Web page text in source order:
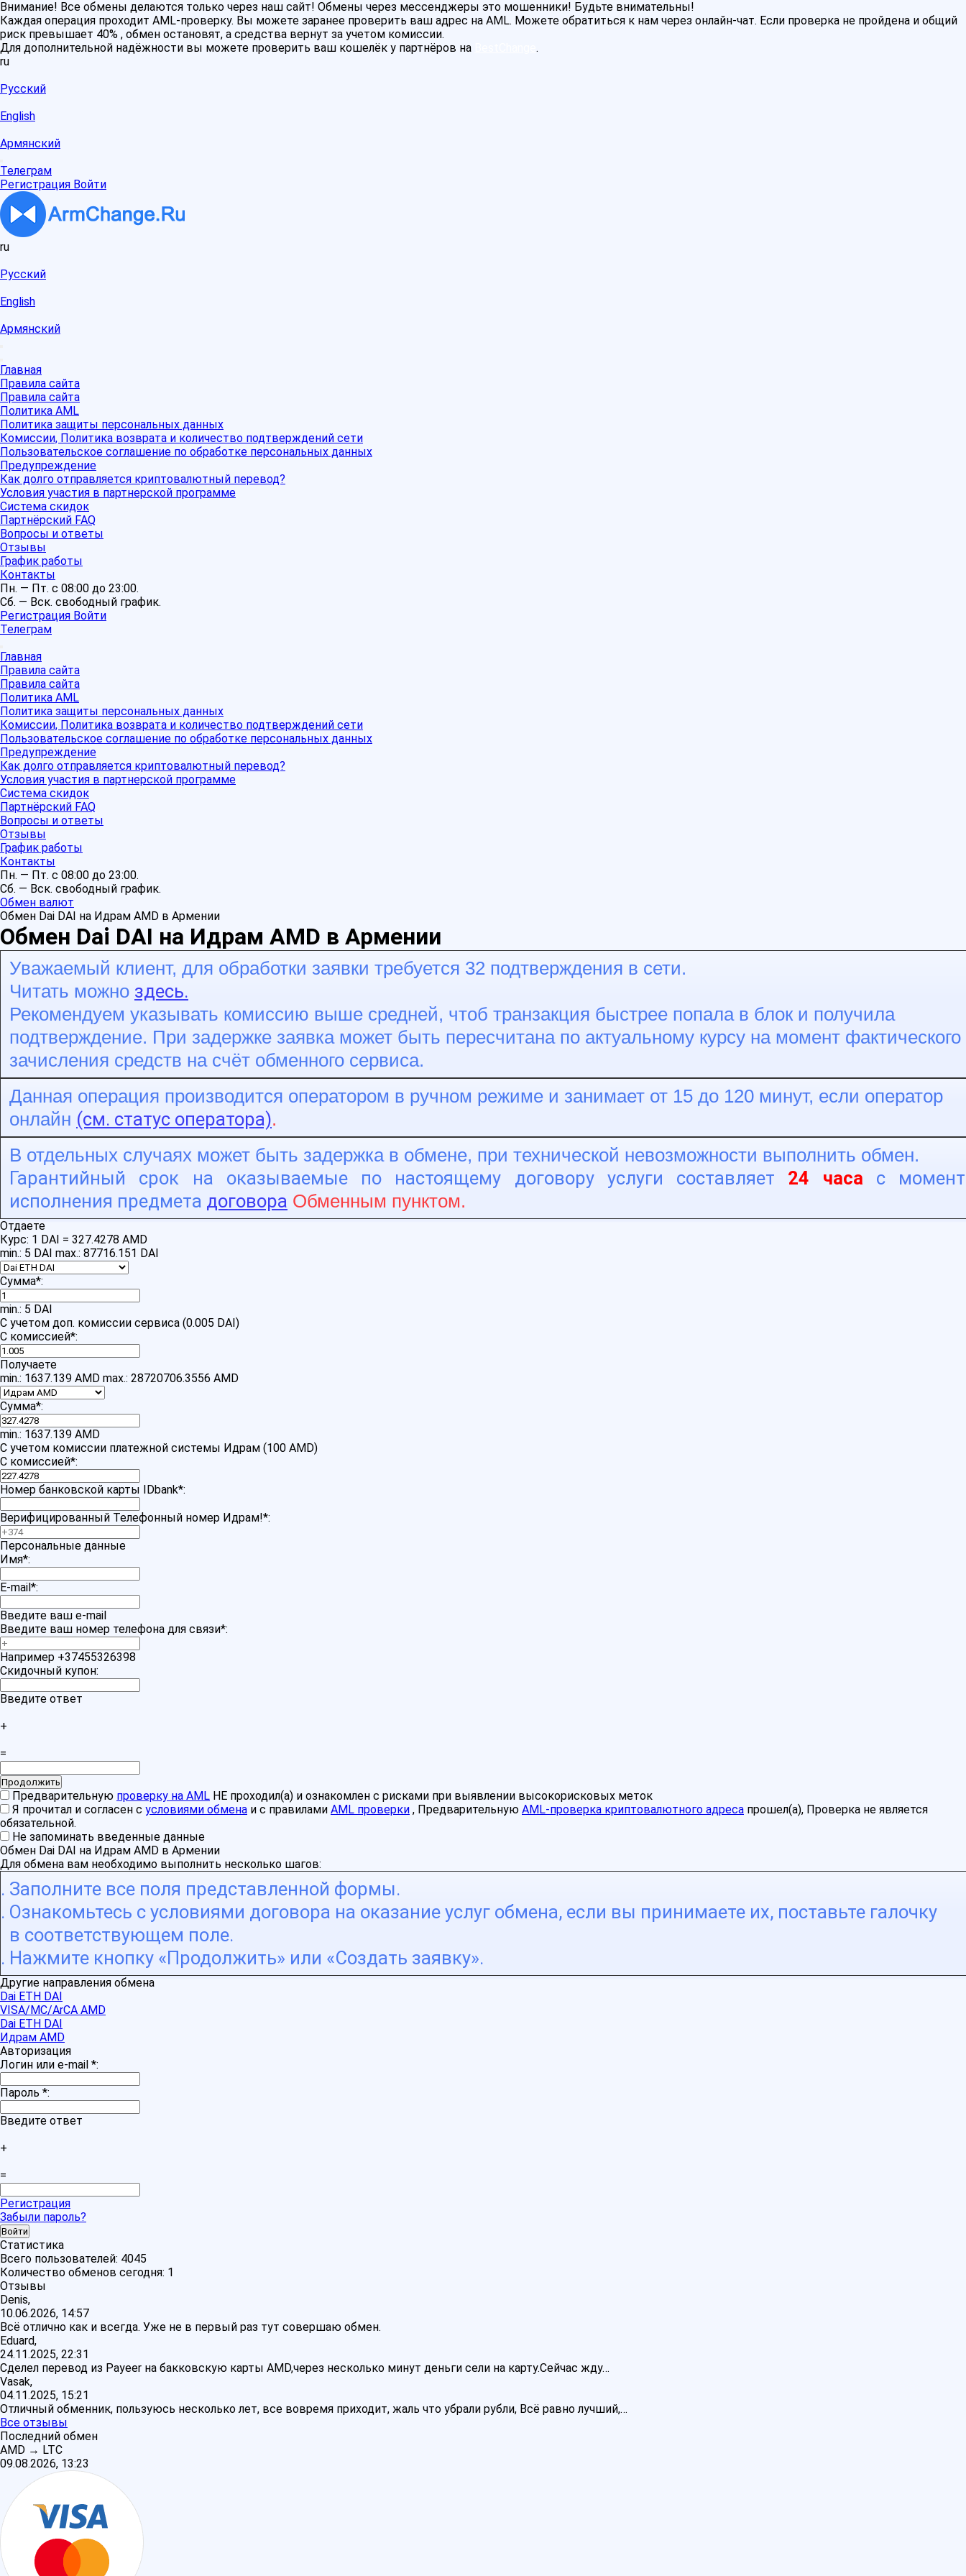
Внимание! Все обмены делаются только через наш сайт! Обмены через мессенджеры это мошенники! Будьте внимательны!
Каждая операция проходит AML-проверку. Вы можете заранее проверить ваш адрес на AML. Можете обратиться к нам через онлайн-чат. Если проверка не пройдена и общий
риск превышает 40% , обмен остановят, а средства вернут за учетом комиссии.
Для дополнительной надёжности вы можете проверить ваш кошелёк у партнёров на
.
ru
Русский
English
Армянский
Телеграм
Регистрация Войти
ru
Русский
English
Армянский
Главная
Правила сайта
Правила сайта
Политика AML
Политика защиты персональных данных
Комиссии, Политика возврата и количество подтверждений сети
Пользовательское соглашение по обработке персональных данных
Предупреждение
Как долго отправляется криптовалютный перевод?
Условия участия в партнерской программе
Система скидок
Партнёрский FAQ
Вопросы и ответы
Отзывы
График работы
Контакты
Пн. — Пт. с 08:00 до 23:00.
Сб. — Вск. свободный график.
Регистрация Войти
Телеграм
Главная
Правила сайта
Правила сайта
Политика AML
Политика защиты персональных данных
Комиссии, Политика возврата и количество подтверждений сети
Пользовательское соглашение по обработке персональных данных
Предупреждение
Как долго отправляется криптовалютный перевод?
Условия участия в партнерской программе
Система скидок
Партнёрский FAQ
Вопросы и ответы
Отзывы
График работы
Контакты
Пн. — Пт. с 08:00 до 23:00.
Сб. — Вск. свободный график.
Обмен валют
Обмен Dai DAI на Идрам AMD в Армении
Обмен Dai DAI на Идрам AMD в Армении
Уважаемый клиент, для обработки заявки требуется 32 подтверждения в сети.
Читать можно здесь.
Рекомендуем указывать комиссию выше средней, чтоб транзакция быстрее попала в блок и получила
подтверждение. При задержке заявка может быть пересчитана по актуальному курсу на момент фактического
зачисления средств на счёт обменного сервиса.
Данная операция производится оператором в ручном режиме и занимает от 15 до 120 минут, если оператор
онлайн (см. статус оператора).
В отдельных случаях может быть задержка в обмене, при технической невозможности выполнить обмен.
Гарантийный срок на оказываемые по настоящему договору услуги составляет 24 часа с
исполнения предмета договора Обменным пунктом.
Отдаете
Курс: 1 DAI = 327.4278 AMD
min.: 5 DAI max.: 87716.151 DAI
Сумма*:
min.: 5 DAI
С учетом доп. комиссии сервиса (0.005 DAI)
С комиссией*:
Получаете
min.: 1637.139 AMD max.: 28720706.3556 AMD
Сумма*:
min.: 1637.139 AMD
С учетом комиссии платежной системы Идрам (100 AMD)
С комиссией*:
Номер банковской карты IDbank*:
Верифицированный Телефонный номер Идрам!*:
Персональные данные
Имя*:
E-mail*:
Введите ваш e-mail
Введите ваш номер телефона для связи*:
Например +37455326398
Скидочный купон:
Введите ответ
+
=
Предварительную проверку на AML НЕ проходил(а) и ознакомлен с рисками при выявлении высокорисковых меток
Я прочитал и согласен с условиями обмена и с правилами AML проверки , Предварительную AML-проверка криптовалютного адреса прошел(а), Проверка не является
обязательной.
Не запоминать введенные данные
Обмен Dai DAI на Идрам AMD в Армении
Для обмена вам необходимо выполнить несколько шагов:
Заполните все поля представленной формы.
Ознакомьтесь с условиями договора на оказание услуг обмена, если вы принимаете их, поставьте галочку
в соответствующем поле.
Нажмите кнопку «Продолжить» или «Создать заявку».
Другие направления обмена
Dai ETH DAI
VISA/MC/ArCA AMD
Dai ETH DAI
Идрам AMD
Авторизация
Логин или e-mail *:
Пароль *:
Введите ответ
+
=
Регистрация
Забыли пароль?
Статистика
Всего пользователей: 4045
Количество обменов сегодня: 1
Отзывы
Denis,
10.06.2026, 14:57
Всё отлично как и всегда. Уже не в первый раз тут совершаю обмен.
Eduard,
24.11.2025, 22:31
Сделел перевод из Payeer на бакковскую карты AMD,через несколько минут деньги сели на карту.Сейчас жду…
Vasak,
04.11.2025, 15:21
Отличный обменник, пользуюсь несколько лет, все вовремя приходит, жаль что убрали рубли, Всё равно лучший,…
Все отзывы
Последний обмен
AMD → LTC
09.08.2026, 13:23